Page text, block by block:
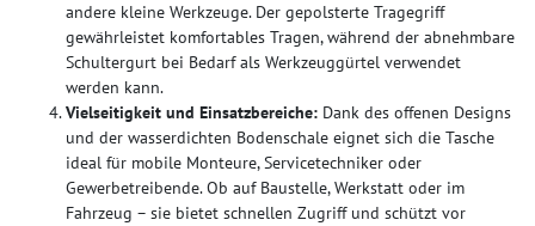
andere kleine Werkzeuge. Der gepolsterte Tragegriff
gewährleistet komfortables Tragen, während der abnehmbare
Schultergurt bei Bedarf als Werkzeuggürtel verwendet
werden kann.
Vielseitigkeit und Einsatzbereiche: Dank des offenen Designs
und der wasserdichten Bodenschale eignet sich die Tasche
ideal für mobile Monteure, Servicetechniker oder
Gewerbetreibende. Ob auf Baustelle, Werkstatt oder im
Fahrzeug – sie bietet schnellen Zugriff und schützt vor